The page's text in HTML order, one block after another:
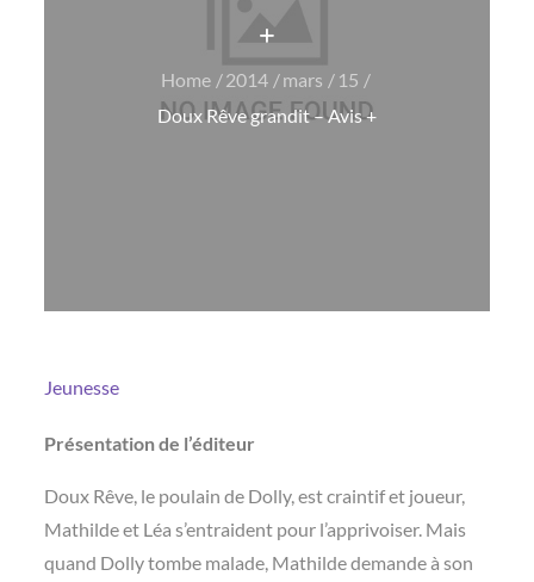
+
Home 2014 mars
15
Doux Rêve grandit – Avis +
Jeunesse
Présentation de l’éditeur
Doux Rêve, le poulain de Dolly, est craintif et joueur,
Mathilde et Léa s’entraident pour l’apprivoiser. Mais
quand Dolly tombe malade, Mathilde demande à son